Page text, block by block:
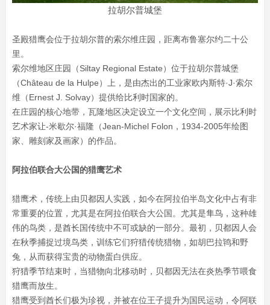
拉胡尔普城堡
圣殿猎鹰会位于拉胡尔普的索尔维庄园，距离布鲁塞尔约二十公
里。
索尔维地区庄园（Siltay Regional Estate）位于拉胡尔普城堡
（Château de la Hulpe）上，是由杰出的工业家欧内斯特·J·索尔
维（Ernest J. Solvay）提供给比利时国家的。
在庄园的核心地带，瓦隆地区决定设立一个文化空间，展示比利时
艺术家让-米歇尔·福隆（Jean-Michel Folon，1934-2005年绘图
家、雕刻家及画家）的作品。
阿拉伯联合大公国的猎鹰艺术
猎鹰术，传统上由贝都因人实践，如今在阿拉伯半岛文化中占有非
常重要的位置，尤其是在阿拉伯联合大公国。尤其是隼鸟，这种雄
伟的鸟类，是酋长国传统中不可或缺的一部分。最初，贝都因人会
在秋季捕捉过境鸟类，训练它们狩猎传统猎物，如胡巴拉鸨和野
兔，从而获得宝贵的动物蛋白供应。
狩猎季节结束时，当猎物向北移动时，贝都因无法在炎热季节喂食
猎鹰而放生。
猎鹰受到酋长们极为珍视，并被在位王子提升为国民运动，令阿联